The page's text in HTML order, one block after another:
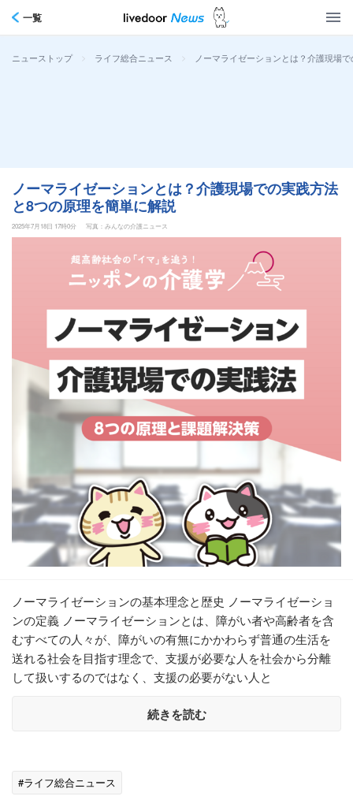
一覧
ニューストップ > ライフ総合ニュース > ノーマライゼーションとは？介護現場
ノーマライゼーションとは？介護現場での実践方法
と8つの原理を簡単に解説
2025年7月18日 17時0分 写真：みんなの介護ニュース
ノーマライゼーションの基本理念と歴史 ノーマライゼーショ
ンの定義 ノーマライゼーションとは、障がい者や高齢者を含
むすべての人々が、障がいの有無にかかわらず普通の生活を
送れる社会を目指す理念で、支援が必要な人を社会から分離
して扱いするのではなく、支援の必要がない人と
続きを読む
#ライフ総合ニュース